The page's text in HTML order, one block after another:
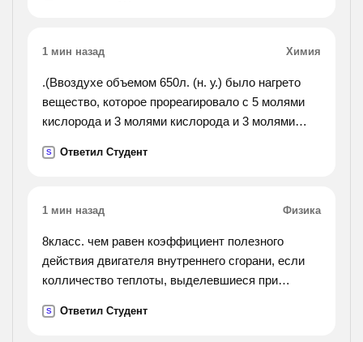
1 мин назад Химия
.(Ввоздухе объемом 650л. (н. у.) было нагрето
вещество, которое прореагировало с 5 молями
кислорода и 3 молями кислорода и 3 молями
азота и кислорода в оставшейся газовой смеси
S Ответил Студент
1 мин назад Физика
8класс. чем равен коэффициент полезного
действия двигателя внутреннего сгорани, если
колличество теплоты, выделевшиеся при
совершенная полезная работа двиготеля ровно
S Ответил Студент